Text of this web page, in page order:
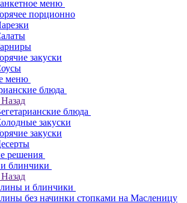
меню
порционно
закуски
меню
блюда
Назад
блюда
закуски
закуски
решения
блинчики
Назад
и блинчики
без начинки стопками на Масленицу